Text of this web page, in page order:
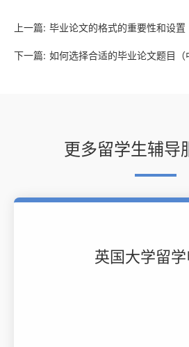
上一篇: 毕业论文的格式的重要性和设置
下一篇: 如何选择合适的毕业论文题目（
更多留学生辅导
英国大学留